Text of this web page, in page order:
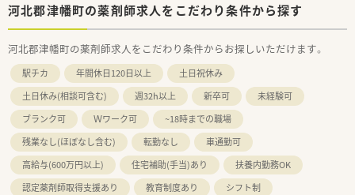
河北郡津幡町の薬剤師求人をこだわり条件から探す
河北郡津幡町の薬剤師求人をこだわり条件からお探しいただけます。
駅チカ 年間休日120日以上
土日祝休み
土日休み(相談可含む)
週32h以上 新卒可
未経験可
ブランク可
Ｗワーク可
~18時までの職場
残業なし(ほぼなし含む)
転勤なし
車通勤可
高給与(600万円以上)
住宅補助(手当)あり
扶養内勤務OK
認定薬剤師取得支援あり
教育制度あり
シフト制